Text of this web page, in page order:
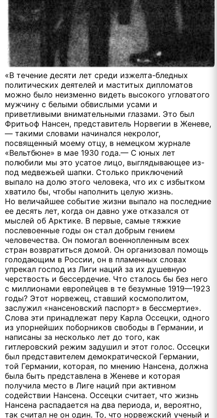
«В течение десяти лет среди изжелта-бледных
политических деятелей и маститых дипломатов
можно было неизменно видеть высокого угловатого
мужчину с белыми обвислыми усами и
приветливыми внимательными глазами. Это был
Фритьоф Нансен, представитель Норвегии в Женеве,
— такими словами начинался некролог,
посвященный моему отцу, в немецком журнале
«Вельтбюне» в мае 1930 года.— С юных лет
полюбили мы это усатое лицо, выглядывающее из-
под медвежьей шапки. Столько приключений
выпало на долю этого человека, что их с избытком
хватило бы, чтобы наполнить целую жизнь.
Но величайшее событие жизни выпало на последние
ее десять лет, когда он давно уже отказался от
мыслей об Арктике. В первые, самые тяжкие
послевоенные годы он стал добрым гением
человечества. Он помогал военнопленным всех
стран возвратиться домой. Он организовал помощь
голодающим в России, он в пламенных словах
упрекал господ из Лиги наций за их душевную
черствость и бессердечие. Что сталось бы без него
с миллионами европейцев в те безумные 1919—1923
годы? Этот норвежец, ставший космополитом,
заслужил «нансеновский паспорт» в бессмертие».
Слова эти принадлежат перу Карла Оссецки, одного
из упорнейших поборников свободы в Германии, и
написаны за несколько лет до того, как
гитлеровский режим задушил и этот голос. Оссецки
был представителем демократической Германии,
той Германии, которая, по мнению Нансена, должна
была быть представлена в Женеве и которая
получила место в Лиге наций при активном
содействии Нансена. Оссецки считает, что жизнь
Нансена распадается на два периода, и, вероятно,
так считал не он один. То, что норвежский ученый и